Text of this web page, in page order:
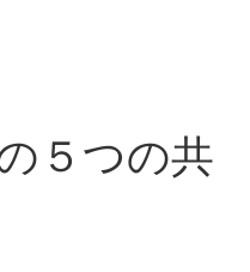
５つの共